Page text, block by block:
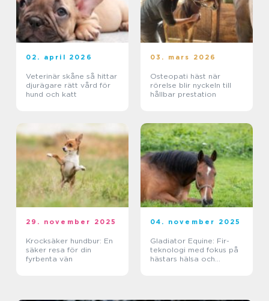
02. april 2026
Veterinär skåne så hittar
djurägare rätt vård för
hund och katt
03. mars 2026
Osteopati häst när
rörelse blir nyckeln till
hållbar prestation
29. november 2025
Krocksäker hundbur: En
säker resa för din
fyrbenta vän
04. november 2025
Gladiator Equine: Fir-
teknologi med fokus på
hästars hälsa och